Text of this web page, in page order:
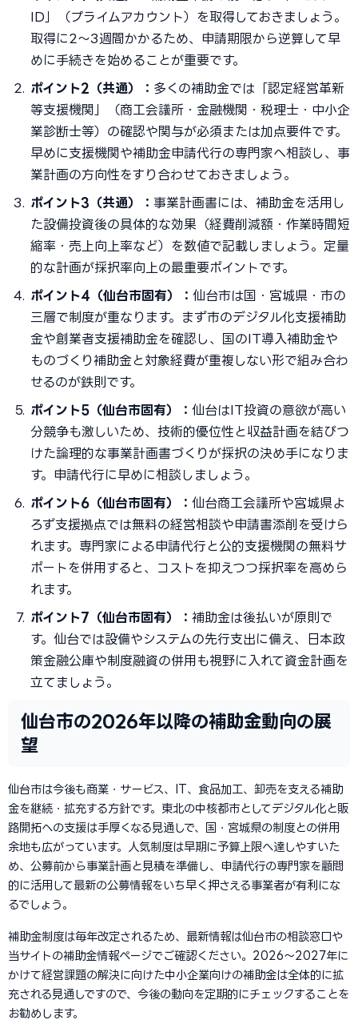
ID」（プライムアカウント）を取得しておきましょう。
取得に2〜3週間かかるため、申請期限から逆算して早
めに手続きを始めることが重要です。
ポイント2（共通）： 多くの補助金では「認定経営革新
等支援機関」（商工会議所・金融機関・税理士・中小企
業診断士等）の確認や関与が必須または加点要件です。
早めに支援機関や補助金申請代行の専門家へ相談し、事
業計画の方向性をすり合わせておきましょう。
ポイント3（共通）： 事業計画書には、補助金を活用し
た設備投資後の具体的な効果（経費削減額・作業時間短
縮率・売上向上率など）を数値で記載しましょう。定量
的な計画が採択率向上の最重要ポイントです。
ポイント4（仙台市固有）： 仙台市は国・宮城県・市の
三層で制度が重なります。まず市のデジタル化支援補助
金や創業者支援補助金を確認し、国のIT導入補助金や
ものづくり補助金と対象経費が重複しない形で組み合わ
せるのが鉄則です。
ポイント5（仙台市固有）： 仙台はIT投資の意欲が高い
分競争も激しいため、技術的優位性と収益計画を結びつ
けた論理的な事業計画書づくりが採択の決め手になりま
す。申請代行に早めに相談しましょう。
ポイント6（仙台市固有）： 仙台商工会議所や宮城県よ
ろず支援拠点では無料の経営相談や申請書添削を受けら
れます。専門家による申請代行と公的支援機関の無料サ
ポートを併用すると、コストを抑えつつ採択率を高めら
れます。
ポイント7（仙台市固有）： 補助金は後払いが原則で
す。仙台では設備やシステムの先行支出に備え、日本政
策金融公庫や制度融資の併用も視野に入れて資金計画を
立てましょう。
仙台市の2026年以降の補助金動向の展
望
仙台市は今後も商業・サービス、IT、食品加工、卸売を支える補助
金を継続・拡充する方針です。東北の中核都市としてデジタル化と販
路開拓への支援は手厚くなる見通しで、国・宮城県の制度との併用
余地も広がっています。人気制度は早期に予算上限へ達しやすいた
め、公募前から事業計画と見積を準備し、申請代行の専門家を顧問
的に活用して最新の公募情報をいち早く押さえる事業者が有利にな
るでしょう。
補助金制度は毎年改定されるため、最新情報は仙台市の相談窓口や
当サイトの補助金情報ページでご確認ください。2026〜2027年に
かけて経営課題の解決に向けた中小企業向けの補助金は全体的に拡
充される見通しですので、今後の動向を定期的にチェックすることを
お勧めします。